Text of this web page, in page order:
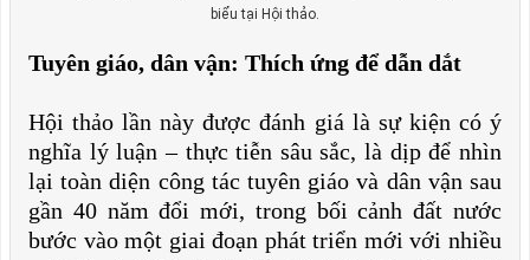
biểu tại Hội thảo.
Tuyên giáo, dân vận: Thích ứng để dẫn dắt
Hội thảo lần này được đánh giá là sự kiện có ý
nghĩa lý luận – thực tiễn sâu sắc, là dịp để nhìn
lại toàn diện công tác tuyên giáo và dân vận sau
gần 40 năm đổi mới, trong bối cảnh đất nước
bước vào một giai đoạn phát triển mới với nhiều